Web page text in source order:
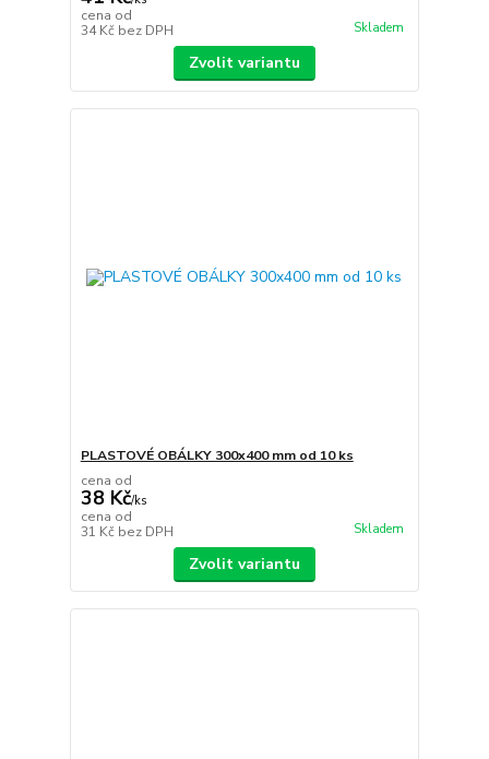
cena od
34 Kč bez DPH Skladem
Zvolit variantu
PLASTOVÉ OBÁLKY 300x400 mm od 10 ks
cena od
38 Kč/ks
cena od
31 Kč bez DPH Skladem
Zvolit variantu